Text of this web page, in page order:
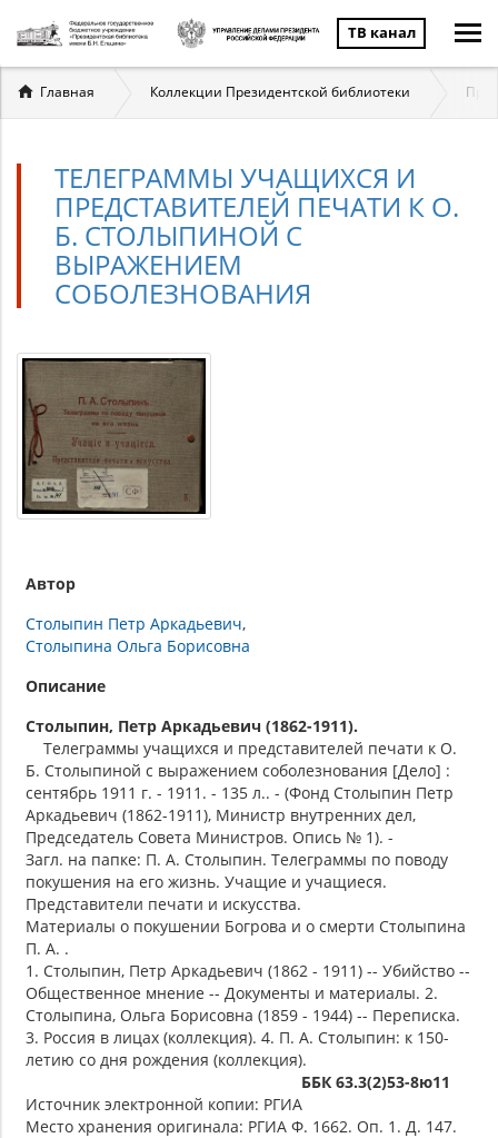
ТВ канал
Вы
здесь
Главная Коллекции Президентской библиотеки
ТЕЛЕГРАММЫ УЧАЩИХСЯ И
ПРЕДСТАВИТЕЛЕЙ ПЕЧАТИ К О.
Б. СТОЛЫПИНОЙ С
ВЫРАЖЕНИЕМ
СОБОЛЕЗНОВАНИЯ
Автор
Столыпин Петр Аркадьевич
Столыпина Ольга Борисовна
Описание
Столыпин, Петр Аркадьевич (1862-1911).
Телеграммы учащихся и представителей печати к О.
Б. Столыпиной с выражением соболезнования [Дело] :
сентябрь 1911 г. - 1911. - 135 л.. - (Фонд Столыпин Петр
Аркадьевич (1862-1911), Министр внутренних дел,
Председатель Совета Министров. Опись № 1). -
Загл. на папке: П. А. Столыпин. Телеграммы по поводу
покушения на его жизнь. Учащие и учащиеся.
Представители печати и искусства.
Материалы о покушении Богрова и о смерти Столыпина
П. А. .
1. Столыпин, Петр Аркадьевич (1862 - 1911) -- Убийство --
Общественное мнение -- Документы и материалы. 2.
Столыпина, Ольга Борисовна (1859 - 1944) -- Переписка.
3. Россия в лицах (коллекция). 4. П. А. Столыпин: к 150-
летию со дня рождения (коллекция).
ББК 63.3(2)53-8ю11
Источник электронной копии: РГИА
Место хранения оригинала: РГИА Ф. 1662. Оп. 1. Д. 147.